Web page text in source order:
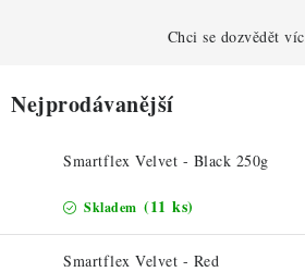
ZNAČKY
Chci se dozvědět víc
Nejprodávanější
Smartflex Velvet - Black 250g
Skladem (11 ks)
Smartflex Velvet - Red